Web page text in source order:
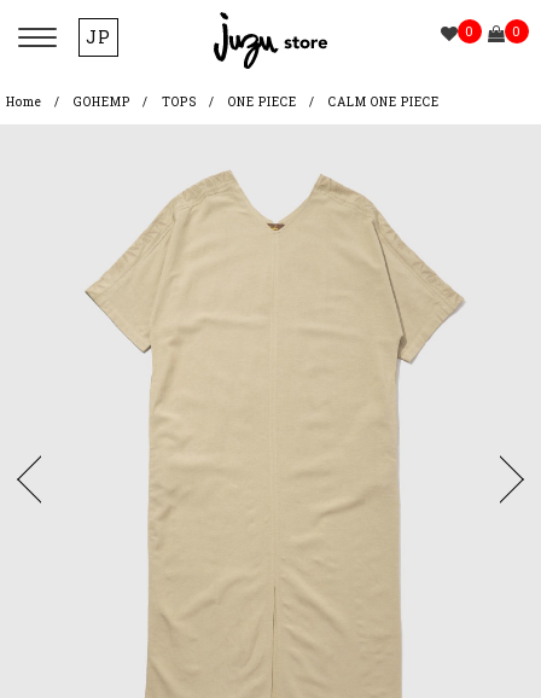
JP 0 0
Home GOHEMP TOPS ONE PIECE CALM ONE PIECE